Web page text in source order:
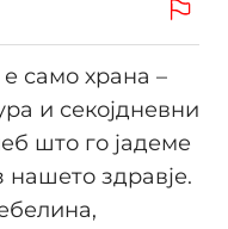
само храна –
и секојдневни
што го јадеме
нашето здравје.